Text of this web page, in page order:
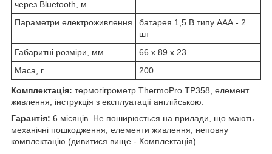
через Bluetooth, м
Параметри електроживлення
батарея 1,5 В типу ААА - 2
шт
Габаритні розміри, мм
66 х 89 х 23
Маса, г
200
Комплектація: термогігрометр ThermoPro TP358, елемент
живлення, інструкція з експлуатації англійською.
Гарантія: 6 місяців. Не поширюється на прилади, що мають
механічні пошкодження, елементи живлення, неповну
комплектацію (дивитися вище - Комплектація).